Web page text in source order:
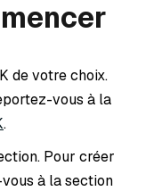
de votre choix.
vous à la
.
Pour créer
à la section